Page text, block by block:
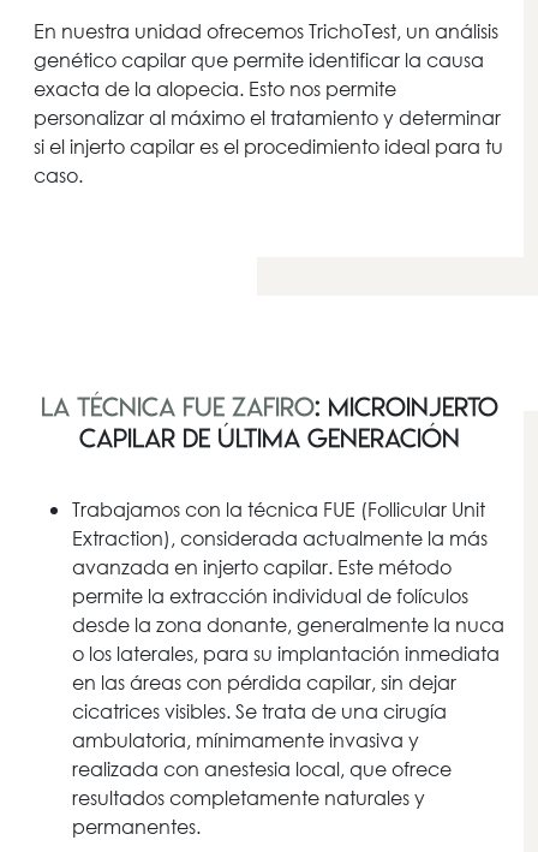
En nuestra unidad ofrecemos TrichoTest, un análisis
genético capilar que permite identificar la causa
exacta de la alopecia. Esto nos permite
personalizar al máximo el tratamiento y determinar
si el injerto capilar es el procedimiento ideal para tu
caso.
La técnica FUE Zafiro: MICROINJERTO
CAPILAR DE ÚLTIMA GENERACIÓN
Trabajamos con la técnica FUE (Follicular Unit
Extraction), considerada actualmente la más
avanzada en injerto capilar. Este método
permite la extracción individual de folículos
desde la zona donante, generalmente la nuca
o los laterales, para su implantación inmediata
en las áreas con pérdida capilar, sin dejar
cicatrices visibles. Se trata de una cirugía
ambulatoria, mínimamente invasiva y
realizada con anestesia local, que ofrece
resultados completamente naturales y
permanentes.